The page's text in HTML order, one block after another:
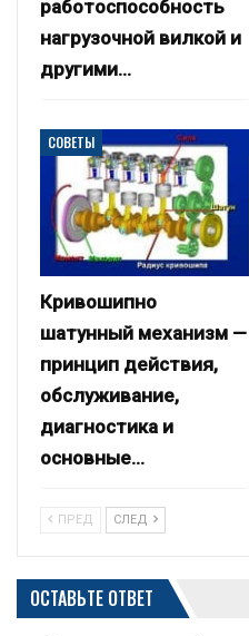
работоспособность
нагрузочной вилкой и
другими…
СОВЕТЫ
Кривошипно
шатунный механизм —
принцип действия,
обслуживание,
диагностика и
основные…
ПРЕД СЛЕД
ОСТАВЬТЕ ОТВЕТ